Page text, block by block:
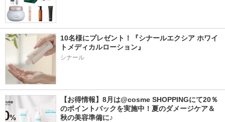
10名様にプレゼント！『シナールエクシア ホワイ
トメディカルローション』
シナール
【お得情報】8月は@cosme SHOPPINGにて20％
のポイントバックを実施中！夏のダメージケア＆
秋の美容準備に♪